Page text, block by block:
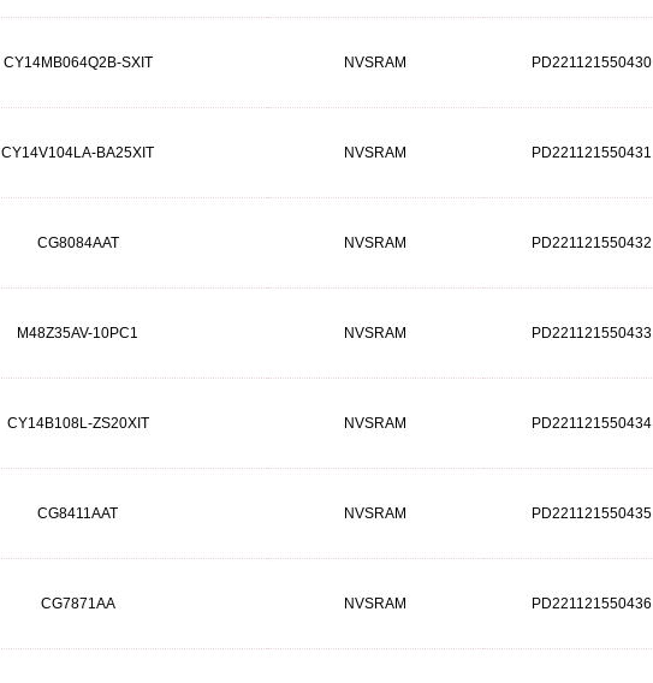
CY14MB064Q2B-SXIT NVSRAM PD221121550430
CY14V104LA-BA25XIT NVSRAM PD221121550431
CG8084AAT NVSRAM PD221121550432
M48Z35AV-10PC1 NVSRAM PD221121550433
CY14B108L-ZS20XIT NVSRAM PD221121550434
CG8411AAT NVSRAM PD221121550435
CG7871AA NVSRAM PD221121550436